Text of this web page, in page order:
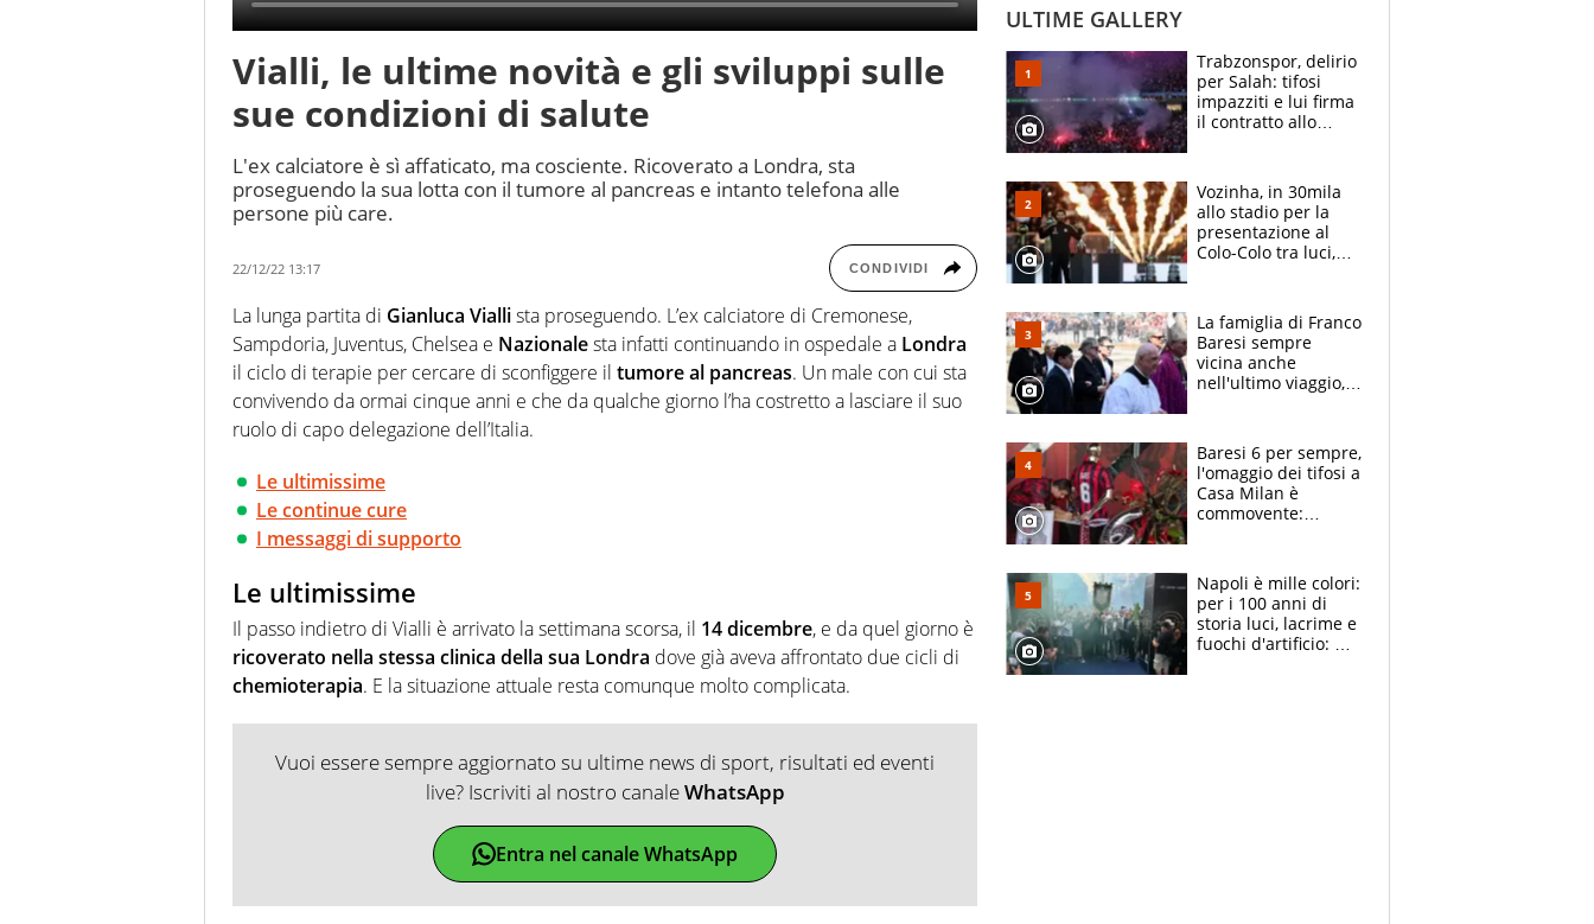
Vialli, le ultime novità e gli sviluppi sulle
sue condizioni di salute
L'ex calciatore è sì affaticato, ma cosciente. Ricoverato a Londra, sta
proseguendo la sua lotta con il tumore al pancreas e intanto telefona alle
persone più care.
22/12/22 13:17 CONDIVIDI
La lunga partita di Gianluca Viallista proseguendo. L’ex calciatore di Cremonese,
Sampdoria, Juventus, Chelsea e Nazionalesta infatti continuando in ospedale a Londra
il ciclo di terapie per cercare di sconfiggere il tumore al pancreas. Un male con cui sta
convivendo da ormai cinque anni e che da qualche giorno l’ha costretto a lasciare il suo
ruolo di capo delegazione dell’Italia.
Le ultimissime
Le continue cure
I messaggi di supporto
Le ultimissime
Il passo indietro di Vialli è arrivato la settimana scorsa, il 14 dicembre, e da quel giorno è
ricoverato nella stessa clinica della sua Londra dove già aveva affrontato due cicli di
chemioterapia. E la situazione attuale resta comunque molto complicata.
Vuoi essere sempre aggiornato su ultime news di sport, risultati ed eventi
live? Iscriviti al nostro canaleWhatsApp
Entra nel canale WhatsApp
ULTIME GALLERY
Trabzonspor, delirio
per Salah: tifosi
impazziti e lui firma
il contratto allo
Vozinha, in 30mila
allo stadio per la
presentazione al
Colo-Colo tra luci,
La famiglia di Franco
Baresi sempre
vicina anche
nell'ultimo viaggio,
circondati
dall'affetto dei tifosi
Baresi 6 per sempre,
l'omaggio dei tifosi a
Casa Milan è
commovente:
bigliettini
Napoli è mille colori:
per i 100 anni di
storia luci, lacrime e
fuochi d'artificio: De